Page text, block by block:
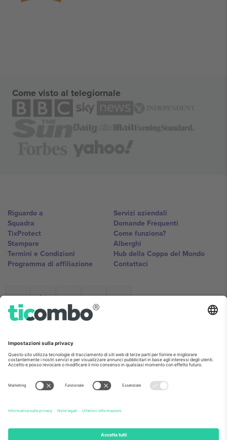
Come visto al telegiornale
Riguardo a
Squadra
TixProtect
Stampare
Termini e Condizioni
Programma di affiliazione
Servizi aziendali
Domande Frequenti
Come funziona?
Alberghi
Hub della Coppa del Mondo
Contattaci
Ticombo Italia
Mimi Balkanska 132, 1540, Sofia,
base alla località, all'evento e/o al dominio. Per i dettagli controlla la
pagina specifica dell'evento, l'impronta e i termini.,